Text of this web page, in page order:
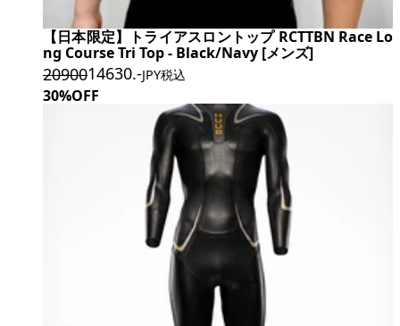
【日本限定】トライアスロントップ RCTTBN Race Lo
ng Course Tri Top - Black/Navy [メンズ]
2090014630.-JPY税込
30%OFF